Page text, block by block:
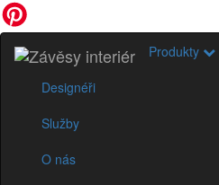
Produkty
Designéři
Služby
O nás